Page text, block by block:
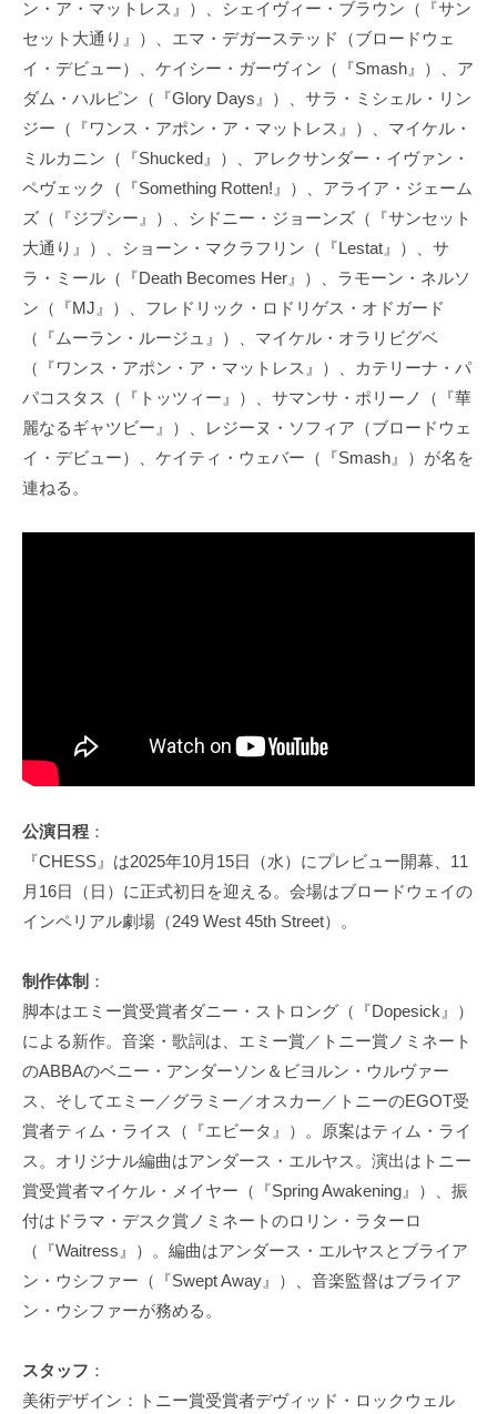
ン・ア・マットレス』）、シェイヴィー・ブラウン（『サン
セット大通り』）、エマ・デガーステッド（ブロードウェ
イ・デビュー）、ケイシー・ガーヴィン（『Smash』）、ア
ダム・ハルピン（『Glory Days』）、サラ・ミシェル・リン
ジー（『ワンス・アポン・ア・マットレス』）、マイケル・
ミルカニン（『Shucked』）、アレクサンダー・イヴァン・
ペヴェック（『Something Rotten!』）、アライア・ジェーム
ズ（『ジプシー』）、シドニー・ジョーンズ（『サンセット
大通り』）、ショーン・マクラフリン（『Lestat』）、サ
ラ・ミール（『Death Becomes Her』）、ラモーン・ネルソ
ン（『MJ』）、フレドリック・ロドリゲス・オドガード
（『ムーラン・ルージュ』）、マイケル・オラリビグベ
（『ワンス・アポン・ア・マットレス』）、カテリーナ・パ
パコスタス（『トッツィー』）、サマンサ・ポリーノ（『華
麗なるギャツビー』）、レジーヌ・ソフィア（ブロードウェ
イ・デビュー）、ケイティ・ウェバー（『Smash』）が名を
連ねる。
公演日程 ：
『CHESS』は2025年10月15日（水）にプレビュー開幕、11
月16日（日）に正式初日を迎える。会場はブロードウェイの
インペリアル劇場（249 West 45th Street）。
制作体制 ：
脚本はエミー賞受賞者ダニー・ストロング（『Dopesick』）
による新作。音楽・歌詞は、エミー賞／トニー賞ノミネート
のABBAのベニー・アンダーソン＆ビヨルン・ウルヴァー
ス、そしてエミー／グラミー／オスカー／トニーのEGOT受
賞者ティム・ライス（『エビータ』）。原案はティム・ライ
ス。オリジナル編曲はアンダース・エルヤス。演出はトニー
賞受賞者マイケル・メイヤー（『Spring Awakening』）、振
付はドラマ・デスク賞ノミネートのロリン・ラターロ
（『Waitress』）。編曲はアンダース・エルヤスとブライア
ン・ウシファー（『Swept Away』）、音楽監督はブライア
ン・ウシファーが務める。
スタッフ ：
美術デザイン：トニー賞受賞者デヴィッド・ロックウェル